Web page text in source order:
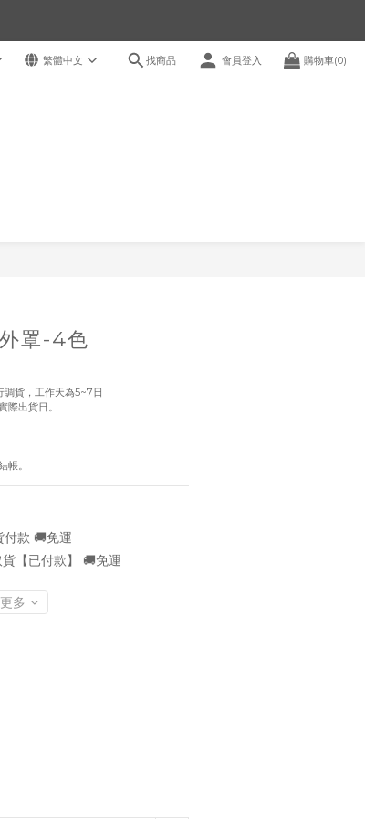
繁體中文 找商品 會員登入 購物車(0)
罩-4色
貨，工作天為5~7日
際出貨日。
帳。
款 🚚免運
【已付款】 🚚免運
多